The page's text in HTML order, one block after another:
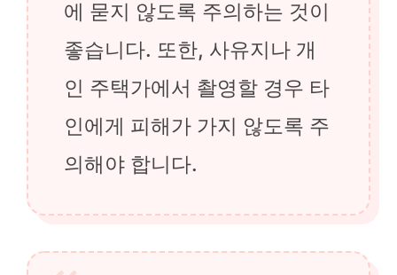
에 묻지 않도록 주의하는 것이
좋습니다. 또한, 사유지나 개
인 주택가에서 촬영할 경우 타
인에게 피해가 가지 않도록 주
의해야 합니다.